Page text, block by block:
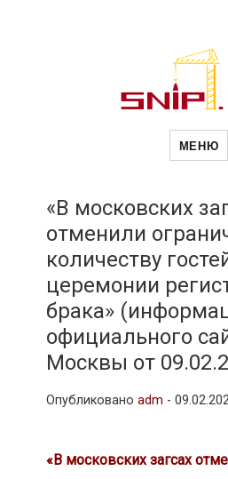
МЕНЮ
«В московских
отменили
количеству
церемонии
брака»
официального
Москвы от
Опубликовано adm -
«В московских загсах